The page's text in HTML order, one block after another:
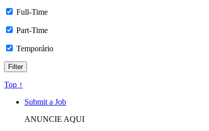
Full-Time
Part-Time
Temporário
Top ↑
Submit a Job
ANUNCIE AQUI